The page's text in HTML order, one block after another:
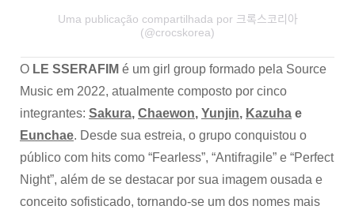
Uma publicação compartilhada por 크록스코리아
(@crocskorea)
O LE SSERAFIM é um girl group formado pela Source
Music em 2022, atualmente composto por cinco
integrantes: Sakura, Chaewon, Yunjin, Kazuha e
Eunchae. Desde sua estreia, o grupo conquistou o
público com hits como “Fearless”, “Antifragile” e “Perfect
Night”, além de se destacar por sua imagem ousada e
conceito sofisticado, tornando-se um dos nomes mais